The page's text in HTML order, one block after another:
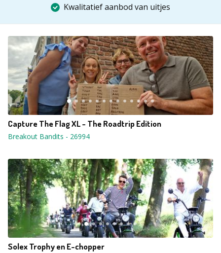
Kwalitatief aanbod van uitjes
Capture The Flag XL - The Roadtrip Edition
Breakout Bandits - 26994
Solex Trophy en E-chopper